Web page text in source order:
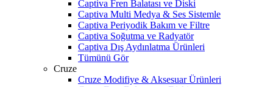
Captiva Fren Balatası ve Diski
Captiva Multi Medya & Ses Sistemle
Captiva Periyodik Bakım ve Filtre
Captiva Soğutma ve Radyatör
Captiva Dış Aydınlatma Ürünleri
Tümünü Gör
Cruze
Cruze Modifiye & Aksesuar Ürünleri